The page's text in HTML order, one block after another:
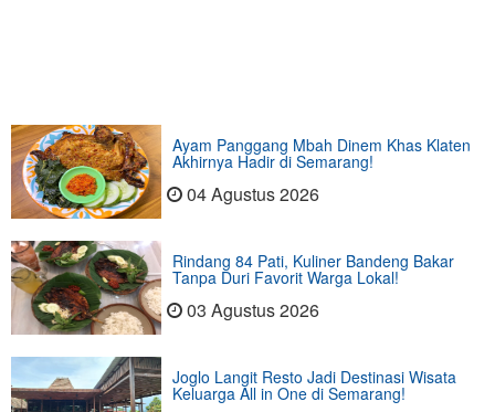
Ayam Panggang Mbah Dinem Khas Klaten
Akhirnya Hadir di Semarang!
04 Agustus 2026
Rindang 84 Pati, Kuliner Bandeng Bakar
Tanpa Duri Favorit Warga Lokal!
03 Agustus 2026
Joglo Langit Resto Jadi Destinasi Wisata
Keluarga All in One di Semarang!